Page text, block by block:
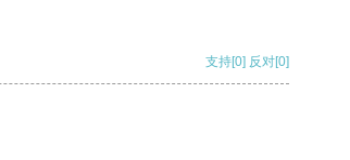
支持[0] 反对[0]